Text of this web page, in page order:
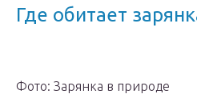
Где обитает
Фото: Зарянка в природе